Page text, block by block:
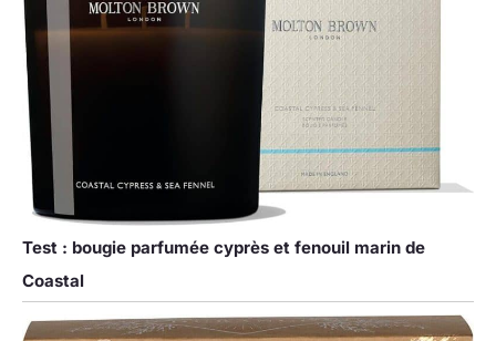
Test : bougie parfumée cyprès et fenouil marin de
Coastal